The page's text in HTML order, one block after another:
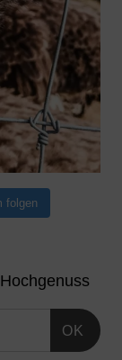
folgen
OK